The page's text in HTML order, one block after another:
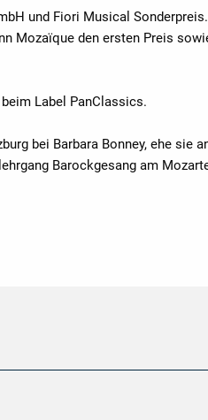
und Fiori Musical
Mozaïque den ersten Preis
Label PanClassics.
bei Barbara Bonney, ehe sie
Barockgesang am